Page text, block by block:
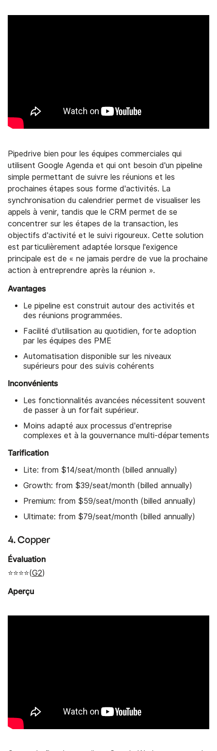
Pipedrive bien pour les équipes commerciales qui
utilisent Google Agenda et qui ont besoin d'un pipeline
simple permettant de suivre les réunions et les
prochaines étapes sous forme d'activités. La
synchronisation du calendrier permet de visualiser les
appels à venir, tandis que le CRM permet de se
concentrer sur les étapes de la transaction, les
objectifs d'activité et le suivi rigoureux. Cette solution
est particulièrement adaptée lorsque l'exigence
principale est de « ne jamais perdre de vue la prochaine
action à entreprendre après la réunion ».
Avantages
Le pipeline est construit autour des activités et
des réunions programmées.
Facilité d'utilisation au quotidien, forte adoption
par les équipes des PME
Automatisation disponible sur les niveaux
supérieurs pour des suivis cohérents
Inconvénients
Les fonctionnalités avancées nécessitent souvent
de passer à un forfait supérieur.
Moins adapté aux processus d'entreprise
complexes et à la gouvernance multi-départements
Tarification
Lite: from $14/seat/month (billed annually)
Growth: from $39/seat/month (billed annually)
Premium: from $59/seat/month (billed annually)
Ultimate: from $79/seat/month (billed annually)
4. Copper
Évaluation
⭐⭐⭐⭐(G2)
Aperçu